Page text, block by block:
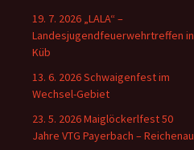
19. 7. 2026 „LALA“ –
Landesjugendfeuerwehrtreffen in
Küb
13. 6. 2026 Schwaigenfest im
Wechsel-Gebiet
23. 5. 2026 Maiglöckerlfest 50
Jahre VTG Payerbach – Reichenau